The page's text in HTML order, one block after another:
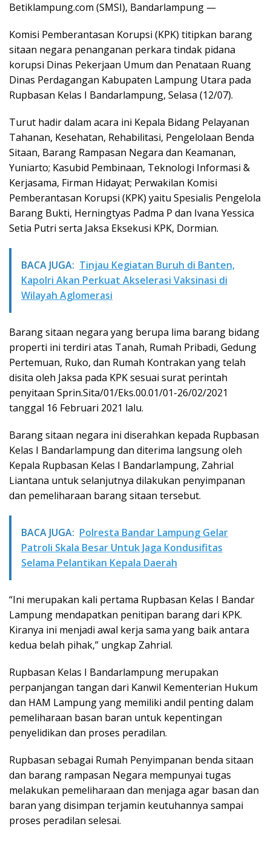
Betiklampung.com (SMSI), Bandarlampung —
Komisi Pemberantasan Korupsi (KPK) titipkan barang
sitaan negara penanganan perkara tindak pidana
korupsi Dinas Pekerjaan Umum dan Penataan Ruang
Dinas Perdagangan Kabupaten Lampung Utara pada
Rupbasan Kelas I Bandarlampung, Selasa (12/07).
Turut hadir dalam acara ini Kepala Bidang Pelayanan
Tahanan, Kesehatan, Rehabilitasi, Pengelolaan Benda
Sitaan, Barang Rampasan Negara dan Keamanan,
Yuniarto; Kasubid Pembinaan, Teknologi Informasi &
Kerjasama, Firman Hidayat; Perwakilan Komisi
Pemberantasan Korupsi (KPK) yaitu Spesialis Pengelola
Barang Bukti, Herningtyas Padma P dan Ivana Yessica
Setia Putri serta Jaksa Eksekusi KPK, Dormian.
BACA JUGA: Tinjau Kegiatan Buruh di Banten,
Kapolri Akan Perkuat Akselerasi Vaksinasi di
Wilayah Aglomerasi
Barang sitaan negara yang berupa lima barang bidang
properti ini terdiri atas Tanah, Rumah Pribadi, Gedung
Pertemuan, Ruko, dan Rumah Kontrakan yang telah
disita oleh Jaksa pada KPK sesuai surat perintah
penyitaan Sprin.Sita/01/Eks.00.01/01-26/02/2021
tanggal 16 Februari 2021 lalu.
Barang sitaan negara ini diserahkan kepada Rupbasan
Kelas I Bandarlampung dan diterima langsung oleh
Kepala Rupbasan Kelas I Bandarlampung, Zahrial
Liantana untuk selanjutnya dilakukan penyimpanan
dan pemeliharaan barang sitaan tersebut.
BACA JUGA: Polresta Bandar Lampung Gelar
Patroli Skala Besar Untuk Jaga Kondusifitas
Selama Pelantikan Kepala Daerah
“Ini merupakan kali pertama Rupbasan Kelas I Bandar
Lampung mendapatkan penitipan barang dari KPK.
Kiranya ini menjadi awal kerja sama yang baik antara
kedua belah pihak,” ungkap Zahrial.
Rupbasan Kelas I Bandarlampung merupakan
perpanjangan tangan dari Kanwil Kementerian Hukum
dan HAM Lampung yang memiliki andil penting dalam
pemeliharaan basan baran untuk kepentingan
penyelidikan dan proses peradilan.
Rupbasan sebagai Rumah Penyimpanan benda sitaan
dan barang rampasan Negara mempunyai tugas
melakukan pemeliharaan dan menjaga agar basan dan
baran yang disimpan terjamin keutuhannya sampai
proses peradilan selesai.